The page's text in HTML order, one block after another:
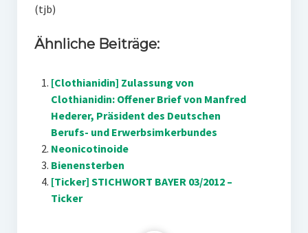
(tjb)
Ähnliche Beiträge:
[Clothianidin] Zulassung von
Clothianidin: Offener Brief von Manfred
Hederer, Präsident des Deutschen
Berufs- und Erwerbsimkerbundes
Neonicotinoide
Bienensterben
[Ticker] STICHWORT BAYER 03/2012 –
Ticker